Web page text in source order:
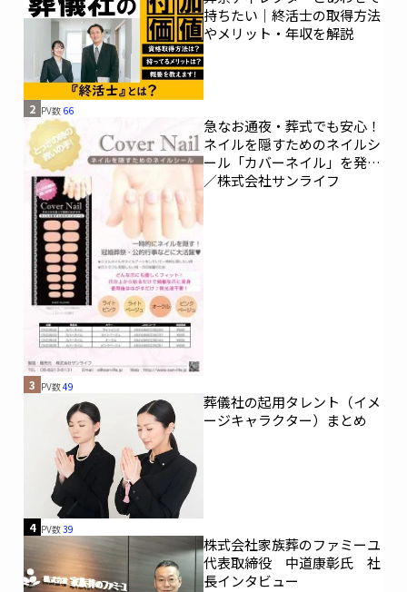
持ちたい｜終活士の取得方法
やメリット・年収を解説
2 PV数 66
急なお通夜・葬式でも安心！
ネイルを隠すためのネイルシ
ール「カバーネイル」を発売
／株式会社サンライフ
3 PV数49
葬儀社の起用タレント（イメ
ージキャラクター）まとめ
4 PV数39
株式会社家族葬のファミーユ
代表取締役 中道康彰氏 社
長インタビュー